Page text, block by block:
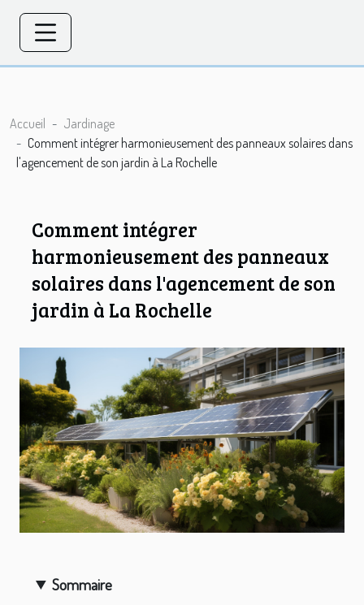
Accueil
Jardinage
Comment intégrer harmonieusement des panneaux solaires dans
l'agencement de son jardin à La Rochelle
Comment intégrer
harmonieusement des panneaux
solaires dans l'agencement de son
jardin à La Rochelle
Sommaire